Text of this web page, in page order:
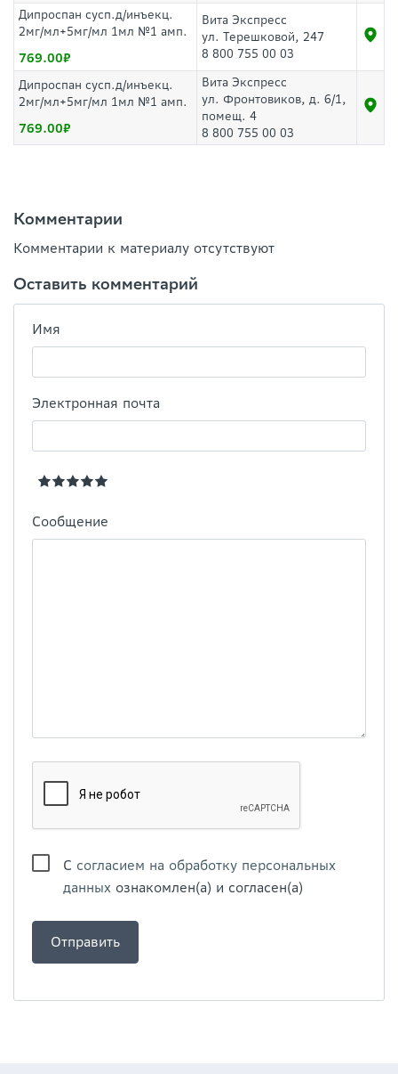
Дипроспан сусп.д/инъекц.
2мг/мл+5мг/мл 1мл №1 амп.
769.00
Вита Экспресс
ул. Терешковой, 247
8 800 755 00 03
Дипроспан сусп.д/инъекц.
2мг/мл+5мг/мл 1мл №1 амп.
769.00
Вита Экспресс
ул. Фронтовиков, д. 6/1,
помещ. 4
8 800 755 00 03
Комментарии
Комментарии к материалу отсутствуют
Оставить комментарий
Имя
Электронная почта
Сообщение
С согласием на обработку персональных
данных ознакомлен(а) и согласен(а)